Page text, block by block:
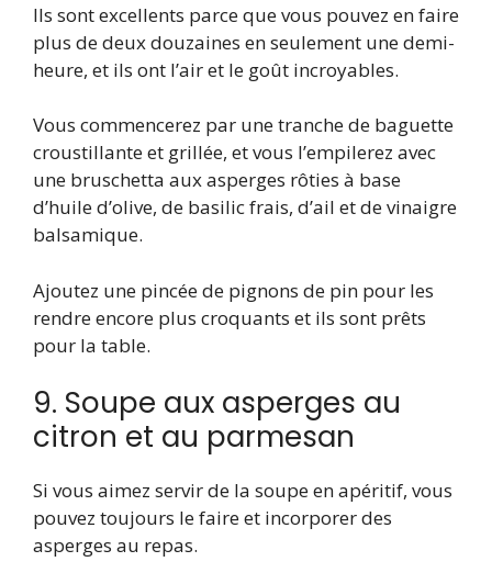
Ils sont excellents parce que vous pouvez en faire
plus de deux douzaines en seulement une demi-
heure, et ils ont l’air et le goût incroyables.
Vous commencerez par une tranche de baguette
croustillante et grillée, et vous l’empilerez avec
une bruschetta aux asperges rôties à base
d’huile d’olive, de basilic frais, d’ail et de vinaigre
balsamique.
Ajoutez une pincée de pignons de pin pour les
rendre encore plus croquants et ils sont prêts
pour la table.
9. Soupe aux asperges au
citron et au parmesan
Si vous aimez servir de la soupe en apéritif, vous
pouvez toujours le faire et incorporer des
asperges au repas.